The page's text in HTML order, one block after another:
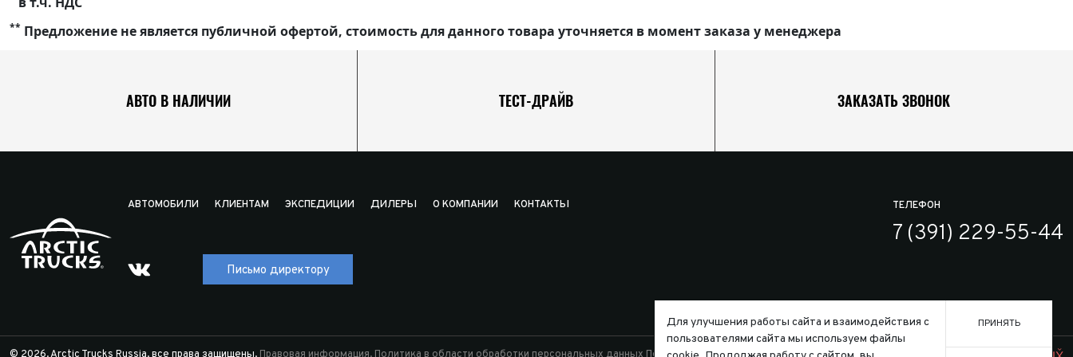
** Предложение не является публичной офертой, стоимость для данного товара уточняется в момент заказа у менеджера
АВТО В НАЛИЧИИ ТЕСТ-ДРАЙВ ЗАКАЗАТЬ ЗВОНОК
АВТОМОБИЛИ КЛИЕНТАМ ЭКСПЕДИЦИИ ДИЛЕРЫ О КОМПАНИИ КОНТАКТЫ
Письмо директору
ТЕЛЕФОН
7 (391) 229-55-44
© 2026. Arctic Trucks Russia. все права защищены. Правовая информация. Политика в области обработки персональных данных Политика использования файлов cookie Заказать
Для улучшения работы сайта и взаимодействия с
пользователями сайта мы используем файлы
ПРИНЯТЬ